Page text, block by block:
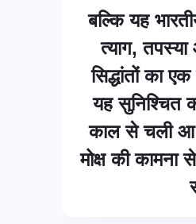
बल्कि यह
त्याग,
सिद्धांतों का
यह सुनिश्चित
काल से चली आ
मोक्ष की कामना